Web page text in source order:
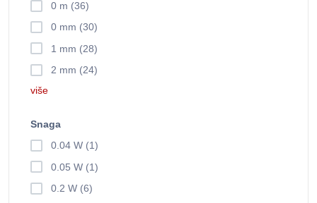
0 m (36)
0 mm (30)
1 mm (28)
2 mm (24)
više
Snaga
0.04 W (1)
0.05 W (1)
0.2 W (6)